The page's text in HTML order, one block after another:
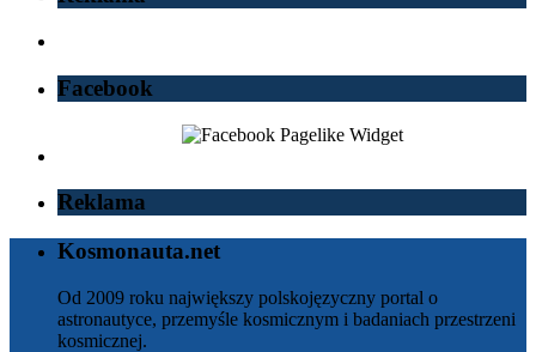
Facebook
Reklama
Kosmonauta.net
Od 2009 roku największy polskojęzyczny portal o
astronautyce, przemyśle kosmicznym i badaniach przestrzeni
kosmicznej.